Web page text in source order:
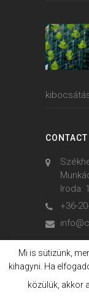
CONTACT
Iroda:
+36-
©
Mi is sütizünk,
kihagyni. Ha
közülük, akkor